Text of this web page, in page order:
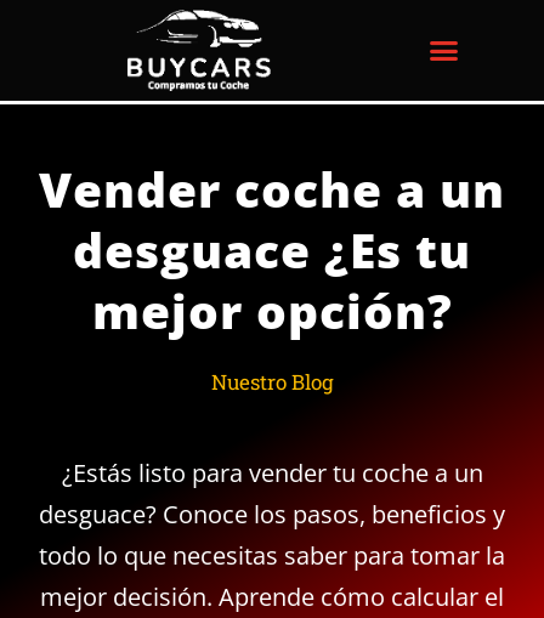
Vender coche a un
desguace ¿Es tu
mejor opción?
Nuestro Blog
¿Estás listo para vender tu coche a un
desguace? Conoce los pasos, beneficios y
todo lo que necesitas saber para tomar la
mejor decisión. Aprende cómo calcular el